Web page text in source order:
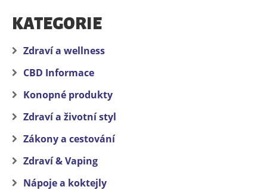
KATEGORIE
Zdraví a wellness
CBD Informace
Konopné produkty
Zdraví a životní styl
Zákony a cestování
Zdraví & Vaping
Nápoje a koktejly